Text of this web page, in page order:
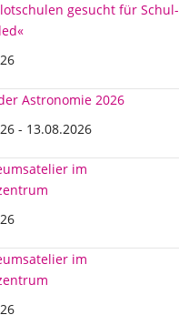
gesucht für Schul-
Astronomie 2026
- 13.08.2026
im
im